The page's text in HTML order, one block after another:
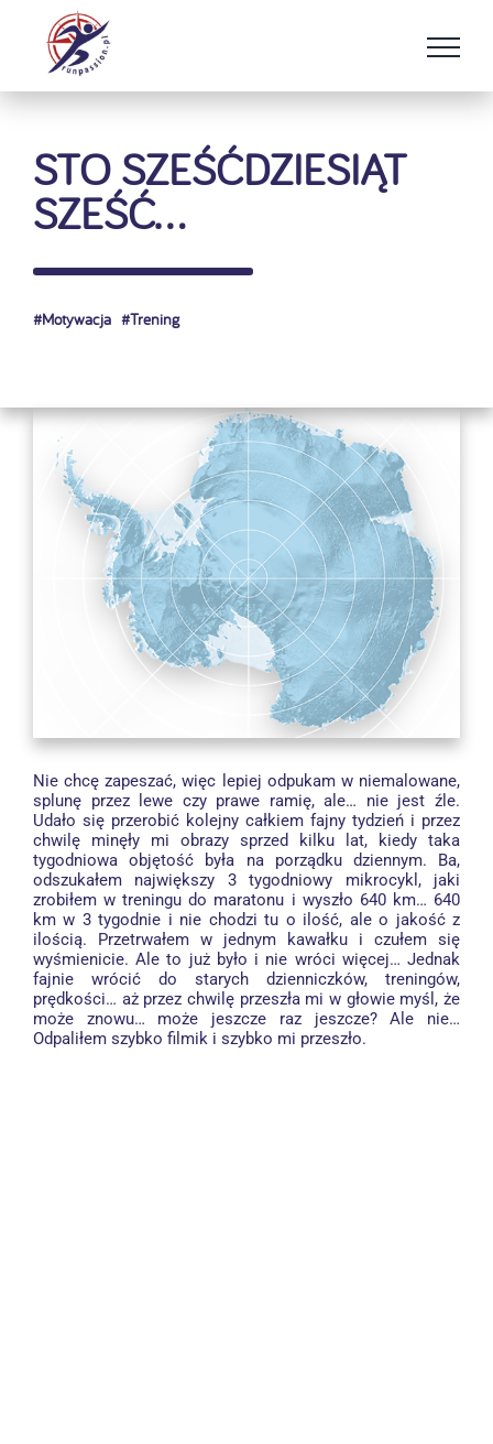
zawartości
STO SZEŚĆDZIESIĄT
SZEŚĆ…
#Motywacja #Trening
Pokaż
większy
obrazek
Nie chcę zapeszać, więc lepiej odpukam w niemalowane,
splunę przez lewe czy prawe ramię, ale… nie jest źle.
Udało się przerobić kolejny całkiem fajny tydzień i przez
chwilę minęły mi obrazy sprzed kilku lat, kiedy taka
tygodniowa objętość była na porządku dziennym. Ba,
odszukałem największy 3 tygodniowy mikrocykl, jaki
zrobiłem w treningu do maratonu i wyszło 640 km… 640
km w 3 tygodnie i nie chodzi tu o ilość, ale o jakość z
ilością. Przetrwałem w jednym kawałku i czułem się
wyśmienicie. Ale to już było i nie wróci więcej… Jednak
fajnie wrócić do starych dzienniczków, treningów,
prędkości… aż przez chwilę przeszła mi w głowie myśl, że
może znowu… może jeszcze raz jeszcze? Ale nie…
Odpaliłem szybko filmik i szybko mi przeszło.